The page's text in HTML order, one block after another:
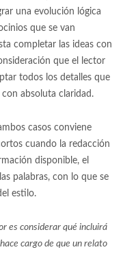
una evolución lógica
que se van
completar las ideas con
que el lector
todos los detalles que
absoluta claridad.
casos conviene
cuando la redacción
disponible, el
palabras, con lo que se
estilo.
es considerar qué incluirá
cargo de que un relato